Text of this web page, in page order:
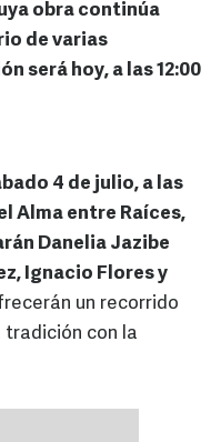
obra continúa
de varias
será hoy, a las 12:00
4 de julio, a las
Alma entre Raíces,
Danelia Jazibe
Ignacio Flores y
un recorrido
tradición con la